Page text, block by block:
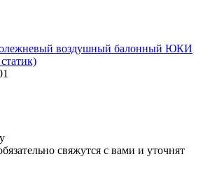
воздушный балонный ЮКИ
свяжутся с вами и уточнят